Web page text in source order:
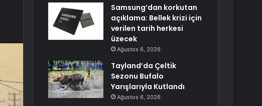
Samsung’dan korkutan
açıklama: Bellek krizi için
verilen tarih herkesi
üzecek
Ağustos 6, 2026
Tayland’da Çeltik
Sezonu Bufalo
Yarışlarıyla Kutlandı
Ağustos 6, 2026